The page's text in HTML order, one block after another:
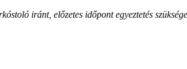
iránt, előzetes időpont egyeztetés